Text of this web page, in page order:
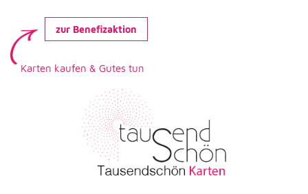
zur Benefizaktion
Karten kaufen & Gutes tun